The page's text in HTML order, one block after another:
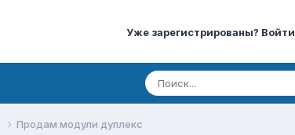
Уже зарегистрированы? Войти
Продам модули дуплекс